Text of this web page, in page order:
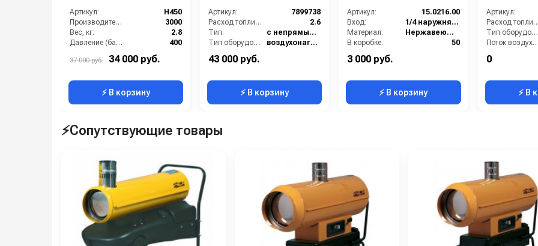
Артикул:
H450
Производительность (л/ч):
3000
Вес, кг:
2.8
Давление (бар):
400
Италия
37 000 руб. 34 000 руб.
⚡ В корзину
Артикул:
7899738
Расход топлива (л/ч):
2.6
Тип:
с непрямым нагревом
Тип оборудования:
воздухонагреватель
Минимальное время работы при полном баке (ч):
Объём топливного бака (л):
43 000 руб.
⚡ В корзину
Артикул:
15.0216.00
Вход:
1/4 наружняя резьба
Материал:
Нержавеющая сталь
В коробке:
50
3 000 руб.
⚡ В корзину
Артикул:
Расход
Тип оборудования:
Поток воздуха (м3/час):
0
⚡ В
⚡Сопутствующие товары